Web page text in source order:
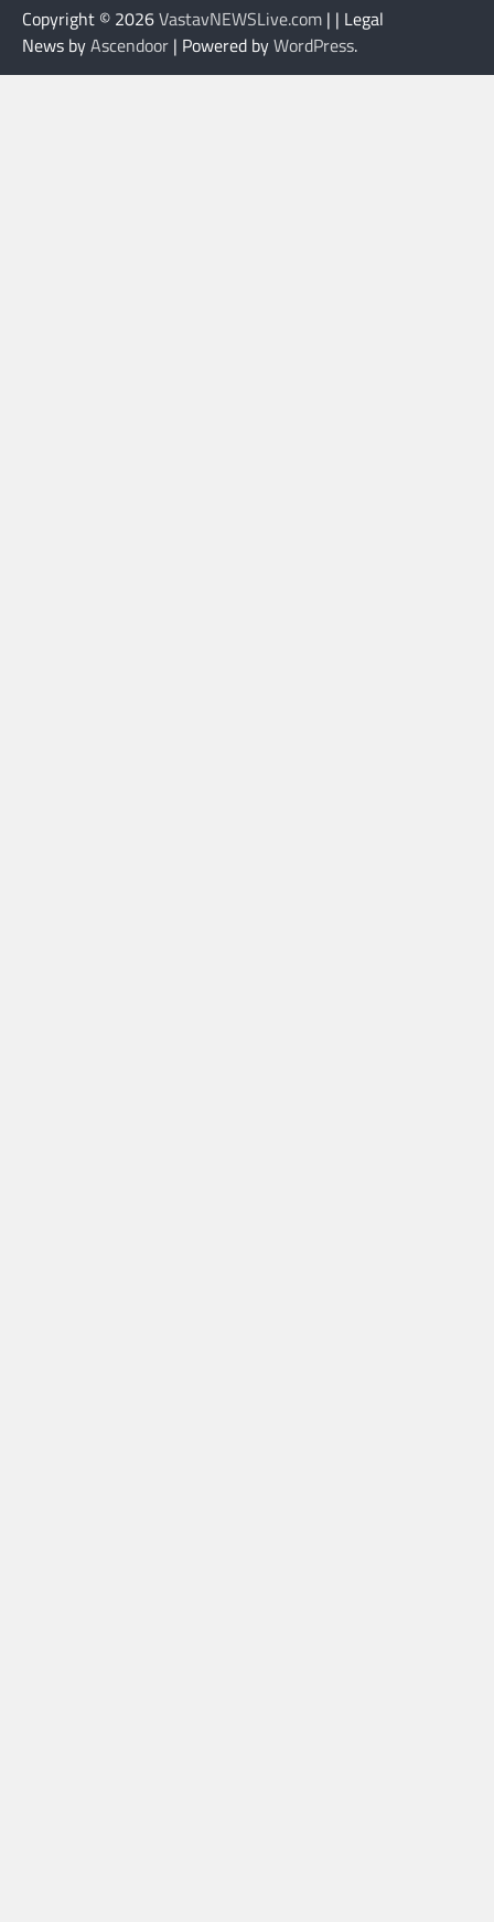
Copyright © 2026VastavNEWSLive.com | | Legal
News byAscendoor | Powered byWordPress.